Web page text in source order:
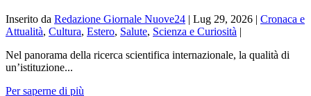
Inserito da Redazione Giornale Nuove24 | Lug 29, 2026 | Cronaca e
Attualità, Cultura, Estero, Salute, Scienza e Curiosità |
Nel panorama della ricerca scientifica internazionale, la qualità di
un’istituzione...
Per saperne di più